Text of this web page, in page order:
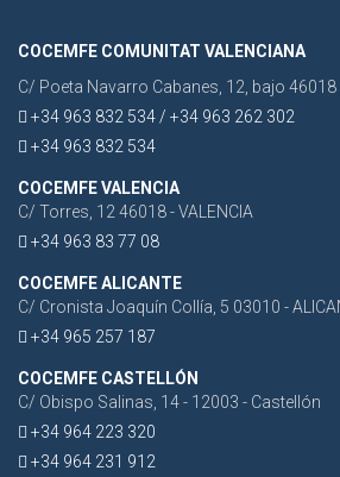
COCEMFE COMUNITAT VALENCIANA
C/ Poeta Navarro Cabanes, 12, bajo 46018
+34 963 832 534 / +34 963 262 302
+34 963 832 534
COCEMFE VALENCIA
C/ Torres, 12 46018 - VALENCIA
+34 963 83 77 08
COCEMFE ALICANTE
C/ Cronista Joaquín Collía, 5 03010 -
+34 965 257 187
COCEMFE CASTELLÓN
C/ Obispo Salinas, 14 - 12003 - Castellón
+34 964 223 320
+34 964 231 912